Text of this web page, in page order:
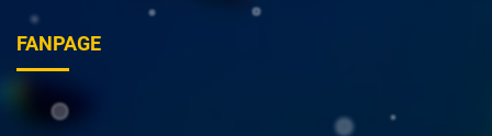
FANPAGE